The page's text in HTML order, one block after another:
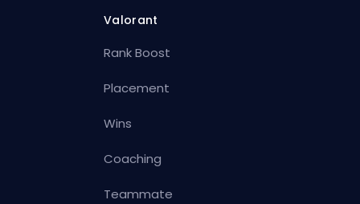
Valorant
Rank Boost
Placement
Wins
Coaching
Teammate